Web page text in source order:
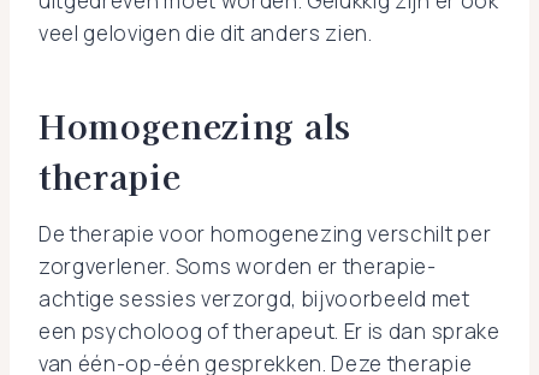
veel gelovigen die dit anders zien.
Homogenezing als
therapie
De therapie voor homogenezing verschilt per
zorgverlener. Soms worden er therapie-
achtige sessies verzorgd, bijvoorbeeld met
een psycholoog of therapeut. Er is dan sprake
van één-op-één gesprekken. Deze therapie